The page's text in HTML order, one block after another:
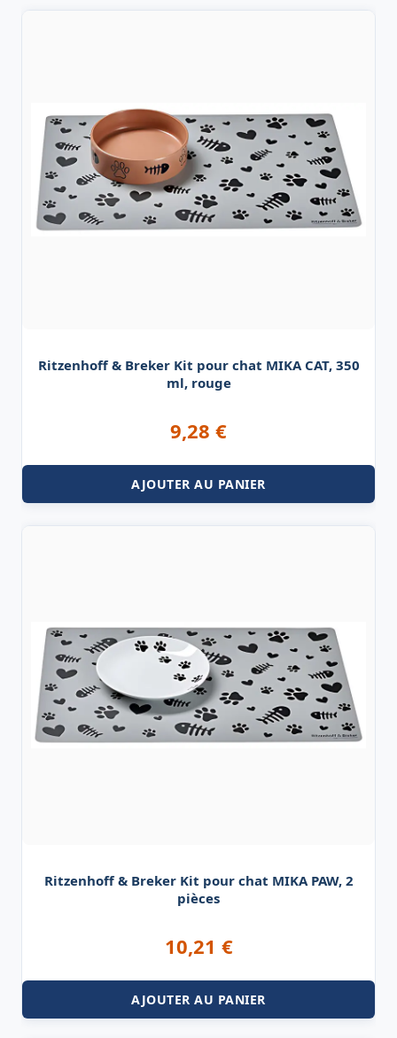
Ritzenhoff & Breker Kit pour chat MIKA CAT, 350
ml, rouge
9,28 €
AJOUTER AU PANIER
Ritzenhoff & Breker Kit pour chat MIKA PAW, 2
pièces
10,21 €
AJOUTER AU PANIER